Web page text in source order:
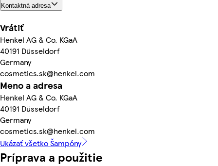
Kontaktná adresa
Vrátiť
Henkel AG & Co. KGaA
40191 Düsseldorf
Germany
cosmetics.sk@henkel.com
Meno a adresa
Henkel AG & Co. KGaA
40191 Düsseldorf
Germany
cosmetics.sk@henkel.com
Ukázať všetko Šampóny
Príprava a použitie